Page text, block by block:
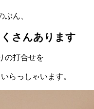
ぶん、
さんあります
の打合せを
らっしゃいます。